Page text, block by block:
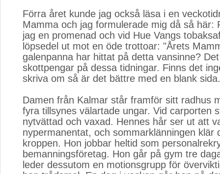
Förra året kunde jag också läsa i en
Mamma och jag formulerade mig då så här:
jag en promenad och vid Hue Vangs
löpsedel ut mot en öde trottoar: "Årets
galenpanna har hittat på detta vansinne?
skottpengar på dessa tidningar. Finns det
skriva om så är det bättre med en blank sida.
Damen från Kalmar står framför sitt radhus
fyra tillsynes välartade ungar. Vid carporten
nytvättad och vaxad. Hennes hår ser ut att
nypermanentat, och sommarklänningen klär
kroppen. Hon jobbar heltid som
bemanningsföretag. Hon går på gym tre
leder dessutom en motionsgrupp för